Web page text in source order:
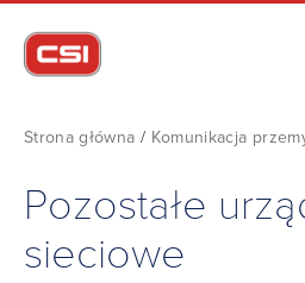
Strona główna / Komunikacja
Pozostałe
sieciowe